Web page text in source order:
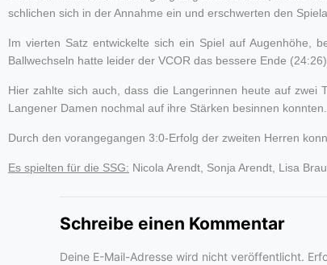
schlichen sich in der Annahme ein und erschwerten den
Im vierten Satz entwickelte sich ein Spiel auf Augenhöhe,
Ballwechseln hatte leider der VCOR das bessere Ende
Hier zahlte sich auch, dass die Langerinnen heute auf zwei
Langener Damen nochmal auf ihre Stärken besinnen
Durch den vorangegangen 3:0-Erfolg der zweiten Herren
Es spielten für die SSG: Nicola Arendt, Sonja Arendt, Lisa
Schreibe einen Kommentar
Deine E-Mail-Adresse wird nicht veröffentlicht.